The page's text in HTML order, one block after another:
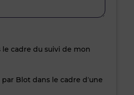
le cadre du suivi de mon
Blot dans le cadre d’une